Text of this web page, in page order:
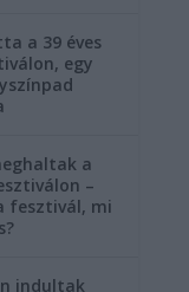
a 39 éves
egy
a
–
fesztivál, mi
indultak